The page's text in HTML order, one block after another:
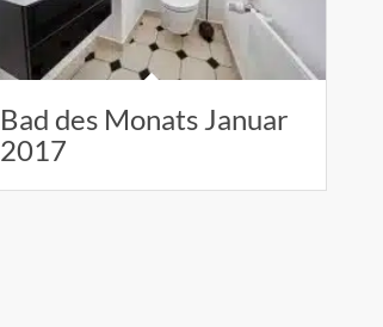
Bad des Monats Januar
2017